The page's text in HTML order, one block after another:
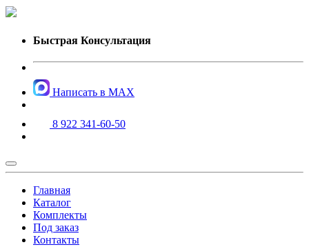
Быстрая Консультация
Написать в MAX
8 922 341-60-50
Главная
Каталог
Комплекты
Под заказ
Контакты